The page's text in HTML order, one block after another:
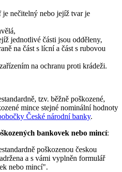
je nečitelný nebo jejíž tvar je
jednotlivé části jsou odděleny,
na část s lícní a část s rubovou
na ochranu proti krádeži.
tzv. běžně poškozené,
mince stejné nominální hodnoty
České národní banky.
bankovek nebo mincí:
poškozenou českou
a s vámi vyplněn formulář
nebo mincí".